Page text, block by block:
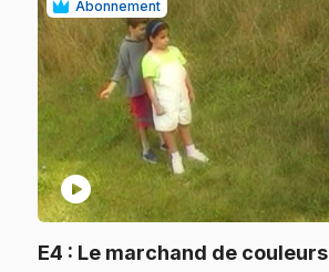
Abonnement
play_circle
E4 : Le marchand de couleurs.